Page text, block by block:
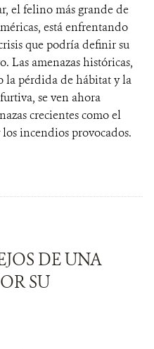
el felino más grande de
está enfrentando
que podría definir su
Las amenazas históricas,
la pérdida de hábitat y la
se ven ahora
crecientes como el
incendios provocados.
DE UNA
SU